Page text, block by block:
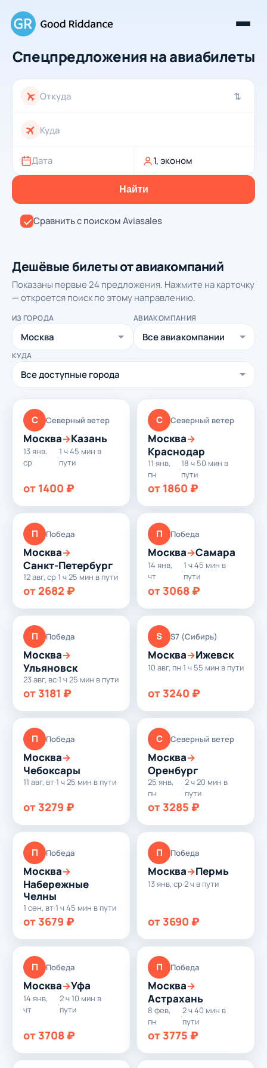
Спецпредложения на авиабилеты
⇄
Дата 1, эконом
Найти
Сравнить с поиском Aviasales
Дешёвые билеты от авиакомпаний
Показаны первые 24 предложения. Нажмите на карточку
— откроется поиск по этому направлению.
ИЗ ГОРОДА АВИАКОМПАНИЯ
КУДА
С Северный ветер
Москва→Казань
13 янв,
ср
·
1 ч 45 мин в
пути
от 1400 ₽
С Северный ветер
Москва→
Краснодар
11 янв,
пн
·
18 ч 50 мин в
пути
от 1860 ₽
П Победа
Москва→
Санкт-Петербург
12 авг, ср·1 ч 25 мин в пути
от 2682 ₽
П Победа
Москва→Самара
14 янв,
чт
·
1 ч 45 мин в
пути
от 3068 ₽
П Победа
Москва→
Ульяновск
23 авг, вс·1 ч 25 мин в пути
от 3181 ₽
S S7 (Сибирь)
Москва→Ижевск
10 авг, пн·1 ч 55 мин в пути
от 3240 ₽
П Победа
Москва→
Чебоксары
11 авг, вт·1 ч 25 мин в пути
от 3279 ₽
С Северный ветер
Москва→
Оренбург
25 янв,
пн
·
2 ч 20 мин в
пути
от 3285 ₽
П Победа
Москва→
Набережные
Челны
1 сен, вт·1 ч 45 мин в пути
от 3679 ₽
П Победа
Москва→Пермь
13 янв, ср·2 ч в пути
от 3690 ₽
П Победа
Москва→Уфа
14 янв,
чт
·
2 ч 10 мин в
пути
от 3708 ₽
П Победа
Москва→
Астрахань
8 фев,
пн
·
2 ч 40 мин в
пути
от 3775 ₽